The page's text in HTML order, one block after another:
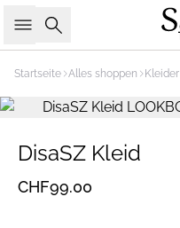
Suche
Startseite Alles shoppen Kleider
DisaSZ Kleid
CHF99.00